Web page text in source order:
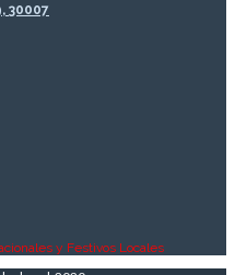
30007
y Festivos Locales